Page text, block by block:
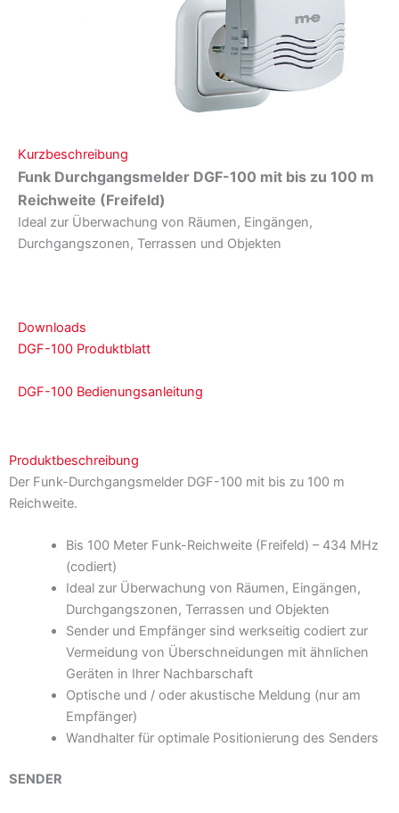
Kurzbeschreibung
Funk Durchgangsmelder DGF-100 mit bis zu 100 m
Reichweite (Freifeld)
Ideal zur Überwachung von Räumen, Eingängen,
Durchgangszonen, Terrassen und Objekten
Downloads
DGF-100 Produktblatt
DGF-100 Bedienungsanleitung
Produktbeschreibung
Der Funk-Durchgangsmelder DGF-100 mit bis zu 100 m
Reichweite.
Bis 100 Meter Funk-Reichweite (Freifeld) – 434 MHz
(codiert)
Ideal zur Überwachung von Räumen, Eingängen,
Durchgangszonen, Terrassen und Objekten
Sender und Empfänger sind werkseitig codiert zur
Vermeidung von Überschneidungen mit ähnlichen
Geräten in Ihrer Nachbarschaft
Optische und / oder akustische Meldung (nur am
Empfänger)
Wandhalter für optimale Positionierung des Senders
SENDER